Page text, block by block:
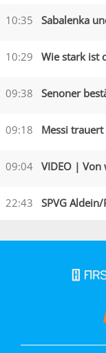
10:35 Sabalenka
10:29 Wie stark ist
09:38 Senoner
09:18 Messi
09:04
22:43